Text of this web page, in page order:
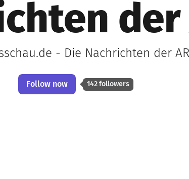
der
- Die Nachrichten der
Follow now 142 followers